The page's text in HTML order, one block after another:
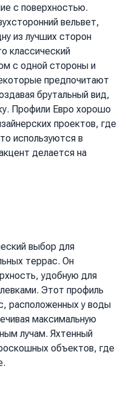
с поверхностью.
вельвет,
из лучших сторон
классический
с одной стороны и
предпочитают
брутальный вид,
Профили Евро хорошо
проектов, где
используются в
делается на
выбор для
террас. Он
удобную для
Этот профиль
расположенных у воды
максимальную
лучам. Яхтенный
объектов, где